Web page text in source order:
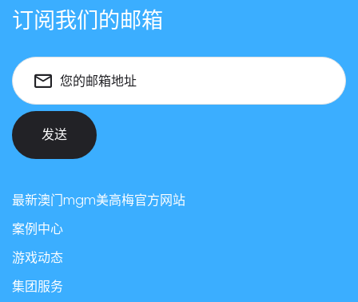
订阅我们的邮箱
您的邮箱地址
发送
最新澳门mgm美高梅官方网站
案例中心
游戏动态
集团服务